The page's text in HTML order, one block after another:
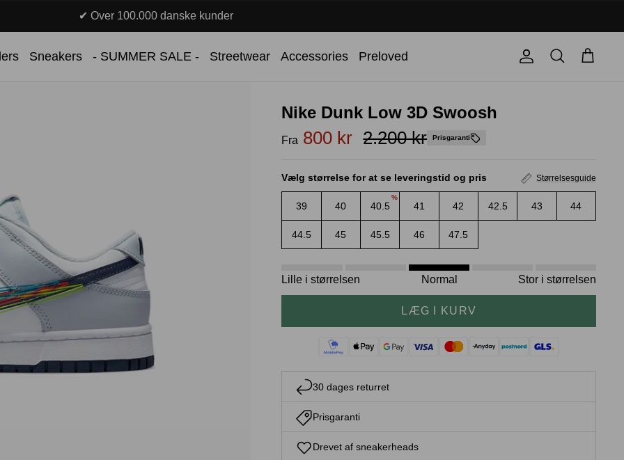
✔ Over 100.000 danske kunder
Sneakers - SUMMER SALE - Streetwear Accessories Preloved Konto
Søg
Kurv
Nike Dunk Low 3D Swoosh
Fra 800 kr 2.200 kr Prisgaranti
Vælg størrelse for at se leveringstid og pris Størrelsesguide
39 40 40.5
%
41 42 42.5 43 44
44.5 45 45.5 46 47.5
Lille i størrelsen Normal Stor i størrelsen
LÆG I KURV
30 dages returret
Prisgaranti
Drevet af sneakerheads